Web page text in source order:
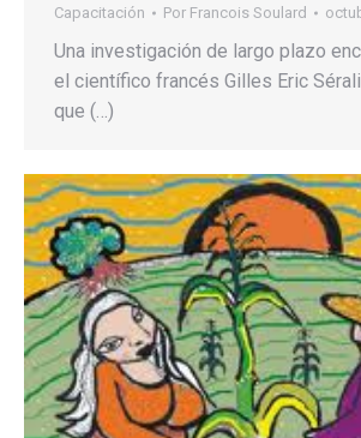
Capacitación Por Francois Soulard
Una investigación de largo plazo
el científico francés Gilles Eric
que (…)